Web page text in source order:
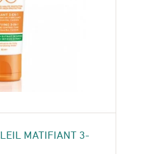
MATIFIANT 3-